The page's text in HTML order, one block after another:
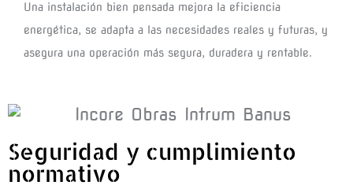
Una instalación bien pensada mejora la eficiencia
energética, se adapta a las necesidades reales y futuras, y
asegura una operación más segura, duradera y rentable.
Seguridad y cumplimiento
normativo